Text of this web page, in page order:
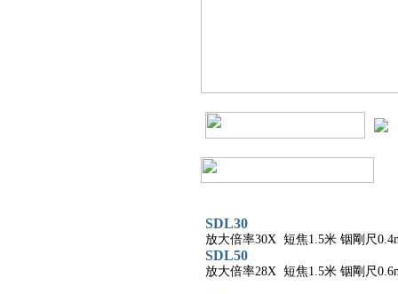
SDL30
放大倍率30X 短焦1.5米 铟剛尺
SDL50
放大倍率28X 短焦1.5米 铟剛尺